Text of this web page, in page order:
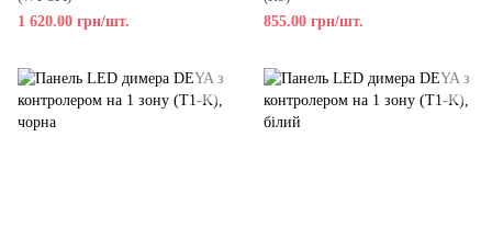
1 620.00 грн/шт.
855.00 грн/шт.